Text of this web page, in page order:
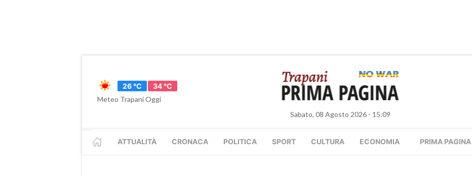
26 °C
34 °C
Meteo Trapani Oggi
Sabato, 08 Agosto 2026 - 15:09
ATTUALITÀ CRONACA POLITICA SPORT CULTURA ECONOMIA PRIMA